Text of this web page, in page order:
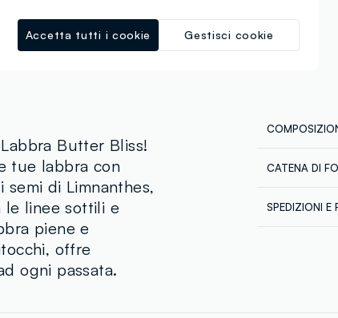
Butter Bliss!
tue labbra con
di Limnanthes,
le linee sottili e
piene e
offre
ogni passata.
Silylate, Bis-
CATENA DI
NBI NORDIC
SPEDIZIONI E
Gestisci cookie
Accetta tutti i cookie